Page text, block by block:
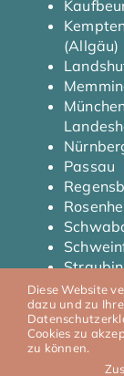
(Allgäu)
Passau
© 2026 T.Y
Diese Website
dazu und zu
Cookies zu
zu können.